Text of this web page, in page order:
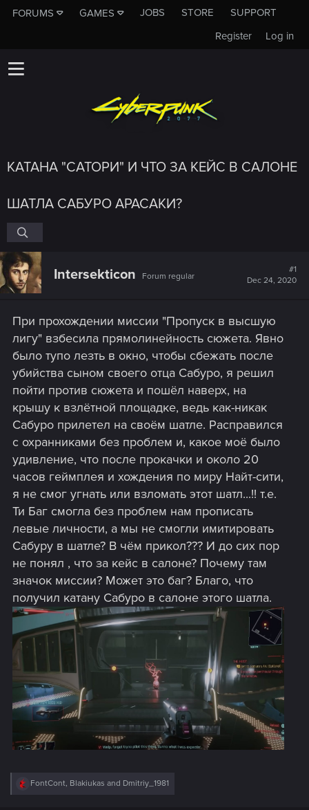
FORUMS GAMES JOBS STORE
SUPPORT
Log in
Register
КАТАНА "САТОРИ" И ЧТО ЗА КЕЙС В САЛОНЕ
ШАТЛА САБУРО АРАСАКИ?
Intersekticon Forum regular
#1
Dec 24, 2020
При прохождении миссии "Пропуск в высшую
лигу" взбесила прямолинейность сюжета. Явно
было тупо лезть в окно, чтобы сбежать после
убийства сыном своего отца Сабуро, я решил
пойти против сюжета и пошёл наверх, на
крышу к взлётной площадке, ведь как-никак
Сабуро прилетел на своём шатле. Расправился
с охранниками без проблем и, какое моё было
удивление, что после прокачки и около 20
часов геймплея и хождения по миру Найт-сити,
я не смог угнать или взломать этот шатл...!! т.е.
Ти Баг смогла без проблем нам прописать
левые личности, а мы не смогли имитировать
Сабуру в шатле? В чём прикол??? И до сих пор
не понял , что за кейс в салоне? Почему там
значок миссии? Может это баг? Благо, что
получил катану Сабуро в салоне этого шатла.
R
FontCont, Blakiukas and Dmitriy_1981